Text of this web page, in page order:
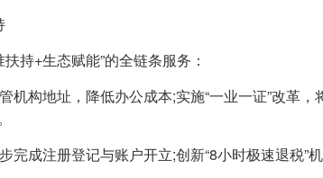
持+生态赋能”的全链条服务：
机构地址，降低办公成本;实施“一业一证”改革，
完成注册登记与账户开立;创新“8小时极速退税”